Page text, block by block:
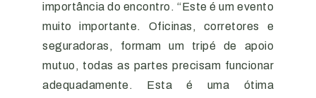
importância do encontro. “Este é um evento
muito importante. Oficinas, corretores e
seguradoras, formam um tripé de apoio
mutuo, todas as partes precisam funcionar
adequadamente. Esta é uma ótima